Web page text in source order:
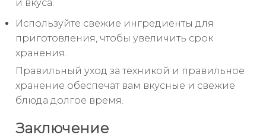
и вкуса.
Используйте свежие ингредиенты для
приготовления, чтобы увеличить срок
хранения.
Правильный уход за техникой и правильное
хранение обеспечат вам вкусные и свежие
блюда долгое время.
Заключение